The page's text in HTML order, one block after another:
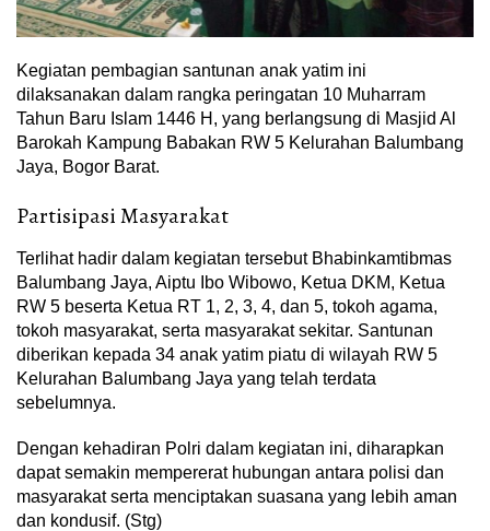
Kegiatan pembagian santunan anak yatim ini
dilaksanakan dalam rangka peringatan 10 Muharram
Tahun Baru Islam 1446 H, yang berlangsung di Masjid Al
Barokah Kampung Babakan RW 5 Kelurahan Balumbang
Jaya, Bogor Barat.
Partisipasi Masyarakat
Terlihat hadir dalam kegiatan tersebut Bhabinkamtibmas
Balumbang Jaya, Aiptu Ibo Wibowo, Ketua DKM, Ketua
RW 5 beserta Ketua RT 1, 2, 3, 4, dan 5, tokoh agama,
tokoh masyarakat, serta masyarakat sekitar. Santunan
diberikan kepada 34 anak yatim piatu di wilayah RW 5
Kelurahan Balumbang Jaya yang telah terdata
sebelumnya.
Dengan kehadiran Polri dalam kegiatan ini, diharapkan
dapat semakin mempererat hubungan antara polisi dan
masyarakat serta menciptakan suasana yang lebih aman
dan kondusif. (Stg)